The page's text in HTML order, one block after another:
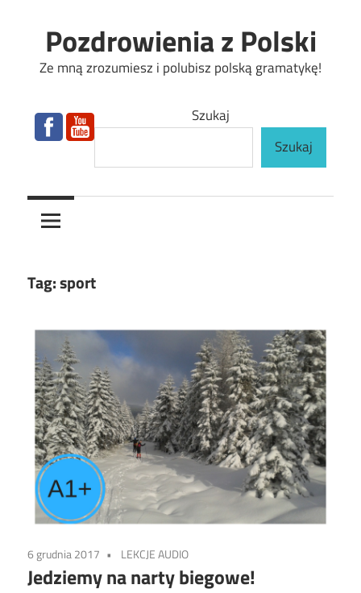
content
Pozdrowienia z Polski
Ze mną zrozumiesz i polubisz polską gramatykę!
Szukaj
Szukaj
Tag:sport
6 grudnia 2017 LEKCJE AUDIO
Jedziemy na narty biegowe!